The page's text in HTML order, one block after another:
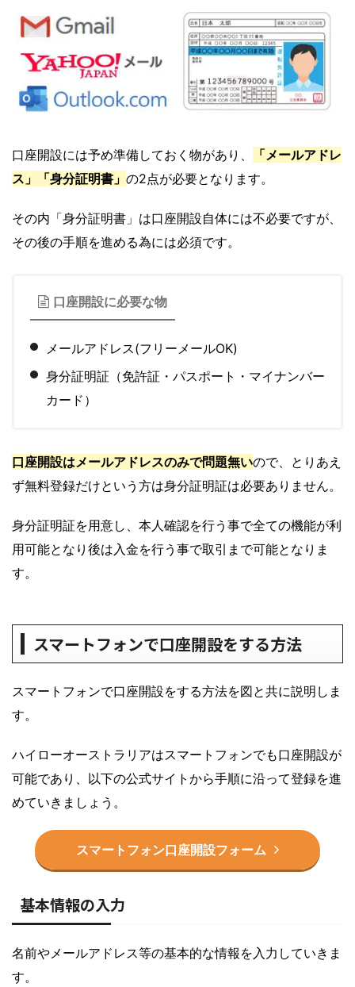
口座開設には予め準備しておく物があり、
「メールアドレ
ス」「身分証明書」 の2点が必要となります。
その内「身分証明書」は口座開設自体には不必要ですが、
その後の手順を進める為には必須です。
口座開設に必要な物
メールアドレス(フリーメールOK)
身分証明証（免許証・パスポート・マイナンバー
カード）
口座開設はメールアドレスのみで問題無いので、とりあえ
ず無料登録だけという方は身分証明証は必要ありません。
身分証明証を用意し、本人確認を行う事で全ての機能が利
用可能となり後は入金を行う事で取引まで可能となりま
す。
スマートフォンで口座開設をする方法
スマートフォンで口座開設をする方法を図と共に説明しま
す。
ハイローオーストラリアはスマートフォンでも口座開設が
可能であり、以下の公式サイトから手順に沿って登録を進
めていきましょう。
スマートフォン口座開設フォーム
基本情報の入力
名前やメールアドレス等の基本的な情報を入力していきま
す。